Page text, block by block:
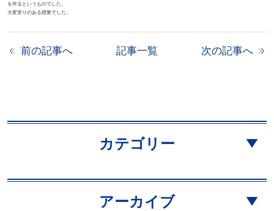
を作るというものでした。
大変実りのある授業でした。
前の記事へ 記事一覧 次の記事へ
カテゴリー
アーカイブ